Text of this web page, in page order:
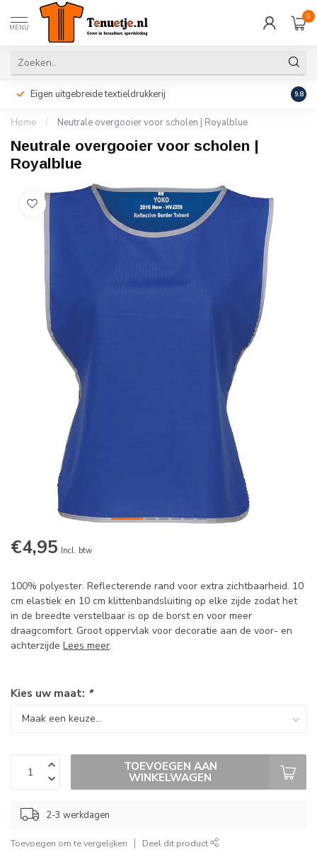
MENU
0
Eigen uitgebreide textieldrukkerij 9.8
Home / Neutrale overgooier voor scholen | Royalblue
Neutrale overgooier voor scholen |
Royalblue
€4,95 Incl. btw
100% polyester. Reflecterende rand voor extra zichtbaarheid. 10
cm elastiek en 10 cm klittenbandsluiting op elke zijde zodat het
in de breedte verstelbaar is op de borst en voor meer
draagcomfort. Groot oppervlak voor decoratie aan de voor- en
achterzijde Lees meer.
Kies uw maat: *
TOEVOEGEN AAN
WINKELWAGEN
2-3 werkdagen
Toevoegen om te vergelijken Deel dit product